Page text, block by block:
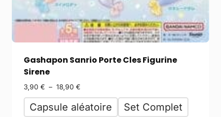
Gashapon Sanrio Porte Cles Figurine
Sirene
3,90 € – 18,90 €
Capsule aléatoire Set Complet